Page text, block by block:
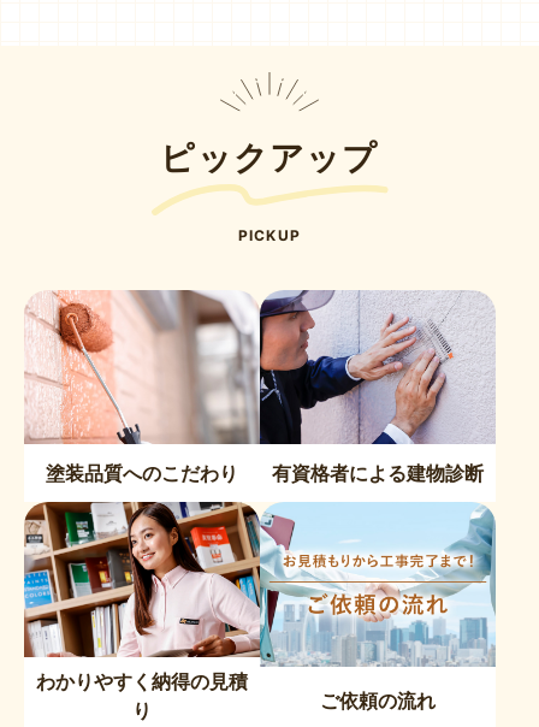
ピックアップ
PICKUP
塗装品質へのこだわり 有資格者による建物診断
わかりやすく納得の見積
り
ご依頼の流れ